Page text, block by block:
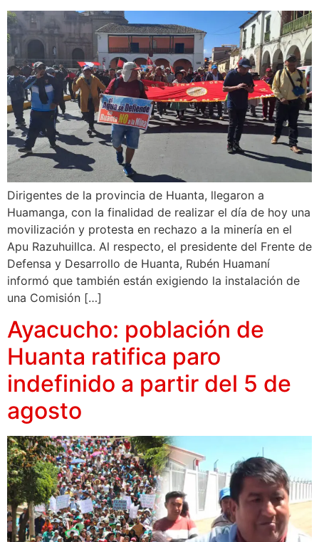
Dirigentes de la provincia de Huanta, llegaron a
Huamanga, con la finalidad de realizar el día de hoy una
movilización y protesta en rechazo a la minería en el
Apu Razuhuillca. Al respecto, el presidente del Frente de
Defensa y Desarrollo de Huanta, Rubén Huamaní
informó que también están exigiendo la instalación de
una Comisión […]
Ayacucho: población de
Huanta ratifica paro
indefinido a partir del 5 de
agosto